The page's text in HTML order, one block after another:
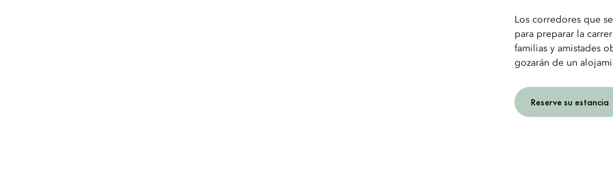
Los corredores que
para preparar la
familias y amistades
gozarán de un
Reserve su estancia